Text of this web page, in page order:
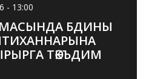
- 13:00
БДИНЫ
ТӘКЪДИМ